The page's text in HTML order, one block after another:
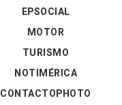
EPSOCIAL
MOTOR
TURISMO
NOTIMÉRICA
CONTACTOPHOTO